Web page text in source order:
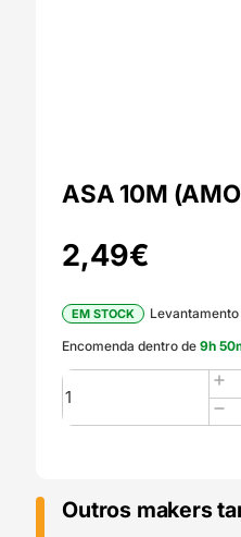
ASA 10M
2,49€
EM STOCK
Levantamento
Encomenda dentro de9h50
Quantidade
de
ASA
Black
-
Outros makers